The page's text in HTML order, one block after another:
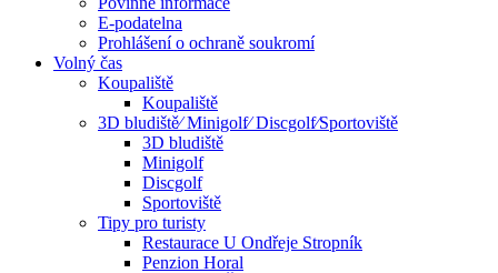
E-podatelna
Prohlášení o ochraně soukromí
Volný čas
Koupaliště
Koupaliště
3D bludiště⁄ Minigolf⁄ Discgolf⁄Sportoviště
3D bludiště
Minigolf
Discgolf
Sportoviště
Tipy pro turisty
Restaurace U Ondřeje Stropník
Penzion Horal